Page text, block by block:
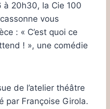
à 20h30, la Cie 100
vous
: « C’est quoi ce
! », une comédie
de l’atelier théâtre
par Françoise Girola.